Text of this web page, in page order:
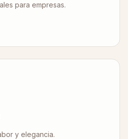
para empresas.
y elegancia.